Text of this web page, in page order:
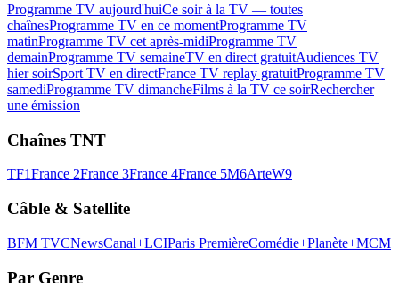
Programme TV aujourd'huiCe soir à la TV — toutes
chaînesProgramme TV en ce momentProgramme TV
matinProgramme TV cet après-midiProgramme TV
demainProgramme TV semaineTV en direct gratuitAudiences TV
hier soirSport TV en directFrance TV replay gratuitProgramme TV
samediProgramme TV dimancheFilms à la TV ce soirRechercher
une émission
Chaînes TNT
TF1France 2France 3France 4France 5M6ArteW9
Câble & Satellite
BFM TVCNewsCanal+LCIParis PremièreComédie+Planète+MCM
Par Genre